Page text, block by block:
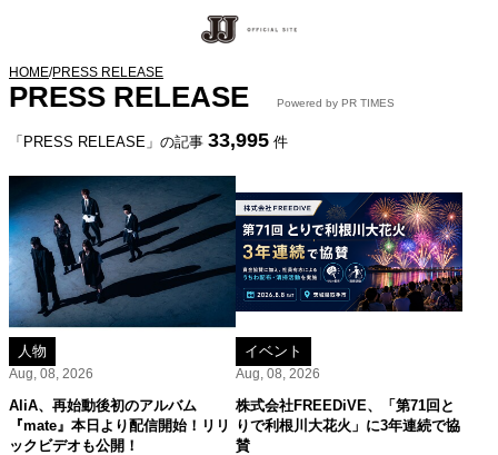
HOME/PRESS RELEASE
PRESS RELEASE Powered by PR TIMES
「PRESS RELEASE」の記事 33,995 件
人物
Aug, 08, 2026
AliA、再始動後初のアルバム
『mate』本日より配信開始！リリ
ックビデオも公開！
イベント
Aug, 08, 2026
株式会社FREEDiVE、「第71回と
りで利根川大花火」に3年連続で協
賛